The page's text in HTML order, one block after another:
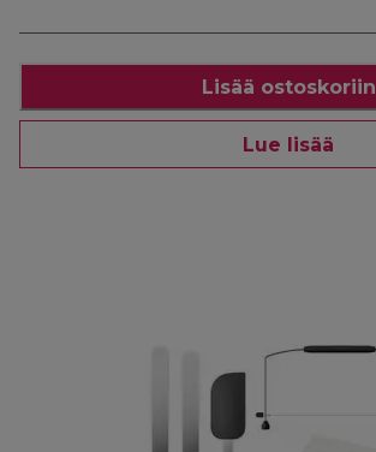
Lisää ostoskoriin
Lue lisää